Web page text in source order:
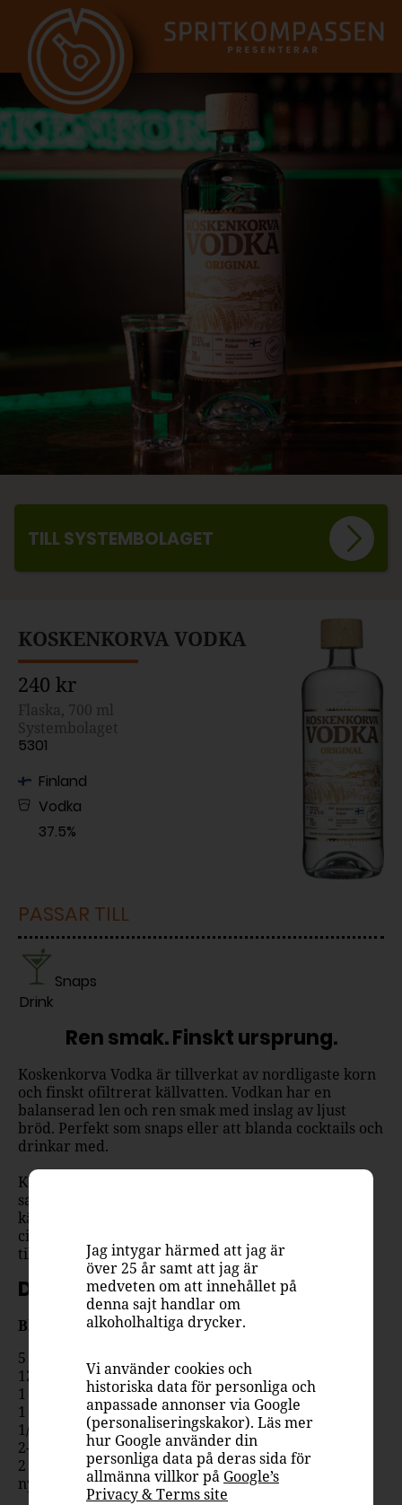
KOSKENKORVA VODKA
240 kr
Flaska, 700 ml
Systembolaget
5301
Finland
Vodka
37.5%
PASSAR TILL
Drink
Snaps
Ren smak. Finskt ursprung.
Koskenkorva Vodka är tillverkat av nordligaste korn
och finskt ofiltrerat källvatten. Vodkan har en
balanserad len och ren smak med inslag av ljust
bröd. Perfekt som snaps eller att blanda cocktails och
drinkar med.
Koskenkorva Vodka tillverkas i den finska byn med
samma namn, där lokalt odlat korn och rent
källvatten står i centrum. Destilleriet arbetar enligt
cirkulära principer där hela spannmålsskörden tas
tillvara och inget går till spillo.
Drinkrecept
Bloody Mary
5 cl Koskenkorva Vodka
12 cl tomatjuice
1 cl citronjuice
1 tsk sockerlag
1/2 tsk salt
2-6 droppar tabasco
2 tsk worcestershiresås
nymalen svartpeppar (6 varv med pepparkvarnen)
TILL SYSTEMBOLAGET
Jag intygar härmed att jag är
över 25 år samt att jag är
medveten om att innehållet på
denna sajt handlar om
alkoholhaltiga drycker.
Vi använder cookies och
historiska data för personliga och
anpassade annonser via Google
(personaliseringskakor). Läs mer
hur Google använder din
personliga data på deras sida för
allmänna villkor på Google’s
Privacy & Terms site